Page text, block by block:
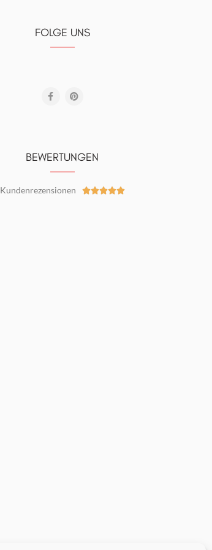
FOLGE UNS
BEWERTUNGEN
Kundenrezensionen 